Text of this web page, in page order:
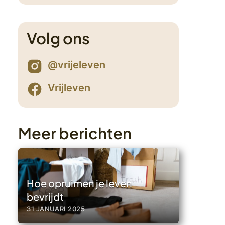
Volg ons
@vrijeleven
Vrijleven
Meer berichten
Hoe opruimen je leven
bevrijdt
31 JANUARI 2025